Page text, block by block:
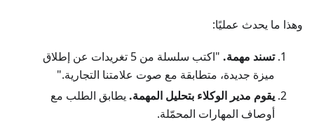
وهذا ما يحدث عمليًا:
تسند مهمة.
"اكتب سلسلة من 5 تغريدات عن إطلاق
ميزة جديدة، متطابقة مع صوت علامتنا التجارية."
يقوم مدير الوكلاء بتحليل المهمة. يطابق الطلب مع
أوصاف المهارات المحمّلة.